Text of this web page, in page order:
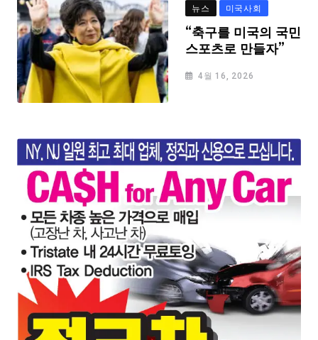
뉴스 미국사회
“축구를 미국의 국민
스포츠로 만들자”
4월 16, 2026